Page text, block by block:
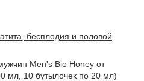
бесплодия и половой
Men's Bio Honey от
мл, 10 бутылочек по 20 мл)